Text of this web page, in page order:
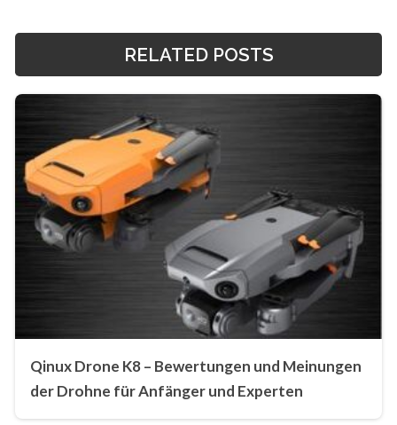
RELATED POSTS
Qinux Drone K8 – Bewertungen und Meinungen
der Drohne für Anfänger und Experten